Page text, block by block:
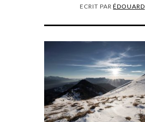
ECRIT PARÉDOUARD